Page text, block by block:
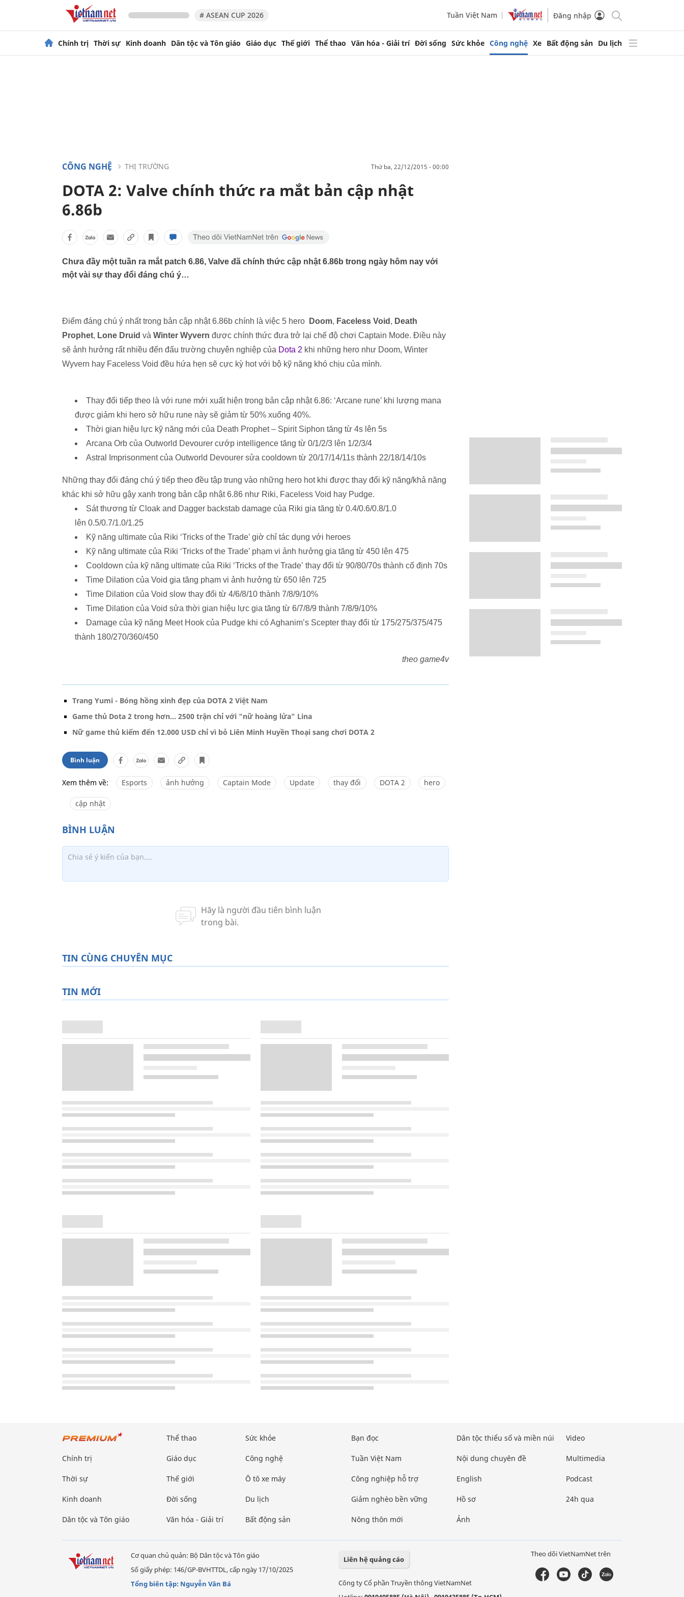
# ASEAN CUP 2026 Tuần Việt Nam Đăng nhập
Chính trị Thời sự Kinh doanh Dân tộc và Tôn giáo Giáo dục Thế giới Thể thao Văn hóa - Giải trí Đời sống Sức khỏe Công nghệ Xe Bất động sản Du lịch
CÔNG NGHỆ THỊ TRƯỜNG thứ ba, 22/12/2015 - 00:00
DOTA 2: Valve chính thức ra mắt bản cập nhật
6.86b
Chưa đầy một tuần ra mắt patch 6.86, Valve đã chính thức cập nhật 6.86b trong ngày hôm nay với
một vài sự thay đổi đáng chú ý…
Điểm đáng chú ý nhất trong bản cập nhật 6.86b chính là việc 5 hero Doom, Faceless Void , Death
Prophet, Lone Druid và Winter Wyvern được chính thức đưa trở lại chế độ chơi Captain Mode. Điều này
sẽ ảnh hưởng rất nhiều đến đấu trường chuyên nghiệp của Dota 2 khi những hero như Doom, Winter
Wyvern hay Faceless Void đều hứa hẹn sẽ cực kỳ hot với bộ kỹ năng khó chịu của mình.
Thay đổi tiếp theo là với rune mới xuất hiện trong bản cập nhật 6.86: ‘Arcane rune’ khi lượng mana
được giảm khi hero sở hữu rune này sẽ giảm từ 50% xuống 40%.
Thời gian hiệu lực kỹ năng mới của Death Prophet – Spirit Siphon tăng từ 4s lên 5s
Arcana Orb của Outworld Devourer cướp intelligence tăng từ 0/1/2/3 lên 1/2/3/4
Astral Imprisonment của Outworld Devourer sửa cooldown từ 20/17/14/11s thành 22/18/14/10s
Những thay đổi đáng chú ý tiếp theo đều tập trung vào những hero hot khi được thay đổi kỹ năng/khả năng
khác khi sở hữu gậy xanh trong bản cập nhật 6.86 như Riki, Faceless Void hay Pudge.
Sát thương từ Cloak and Dagger backstab damage của Riki gia tăng từ 0.4/0.6/0.8/1.0
lên 0.5/0.7/1.0/1.25
Kỹ năng ultimate của Riki ‘Tricks of the Trade’ giờ chỉ tác dụng với heroes
Kỹ năng ultimate của Riki ‘Tricks of the Trade’ phạm vi ảnh hưởng gia tăng từ 450 lên 475
Cooldown của kỹ năng ultimate của Riki ‘Tricks of the Trade’ thay đổi từ 90/80/70s thành cố định 70s
Time Dilation của Void gia tăng phạm vi ảnh hưởng từ 650 lên 725
Time Dilation của Void slow thay đổi từ 4/6/8/10 thành 7/8/9/10%
Time Dilation của Void sửa thời gian hiệu lực gia tăng từ 6/7/8/9 thành 7/8/9/10%
Damage của kỹ năng Meet Hook của Pudge khi có Aghanim’s Scepter thay đổi từ 175/275/375/475
thành 180/270/360/450
theo game4v
Trang Yumi - Bóng hồng xinh đẹp của DOTA 2 Việt Nam
Game thủ Dota 2 trong hơn… 2500 trận chỉ với "nữ hoàng lửa" Lina
Nữ game thủ kiếm đến 12.000 USD chỉ vì bỏ Liên Minh Huyền Thoại sang chơi DOTA 2
Bình luận
Xem thêm về: Esports ảnh hưởng Captain Mode Update thay đổi DOTA 2 hero
cập nhật
TIN CÙNG CHUYÊN MỤC
TIN MỚI
Chính trị
Thời sự
Kinh doanh
Dân tộc và Tôn giáo
Thể thao
Giáo dục
Thế giới
Đời sống
Văn hóa - Giải trí
Sức khỏe
Công nghệ
Ô tô xe máy
Du lịch
Bất động sản
Bạn đọc
Tuần Việt Nam
Công nghiệp hỗ trợ
Giảm nghèo bền vững
Nông thôn mới
Dân tộc thiểu số và miền núi
Nội dung chuyên đề
English
Hồ sơ
Ảnh
Video
Multimedia
Podcast
24h qua
Cơ quan chủ quản: Bộ Dân tộc và Tôn giáo
Số giấy phép: 146/GP-BVHTTDL, cấp ngày 17/10/2025
Tổng biên tập: Nguyễn Văn Bá
Liên hệ quảng cáo
Công ty Cổ phần Truyền thông VietNamNet
Theo dõi VietNamNet trên